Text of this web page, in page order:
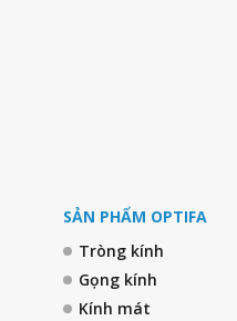
SẢN PHẨM OPTIFA
Tròng kính
Gọng kính
Kính mát